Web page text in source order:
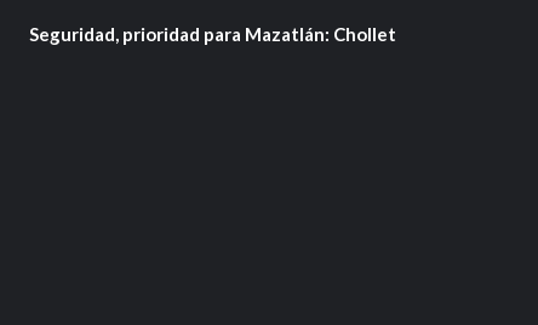
Seguridad, prioridad para Mazatlán: Chollet